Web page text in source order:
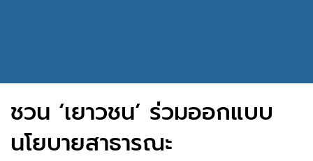
ชวน ‘เยาวชน’ ร่วมออกแบบ
นโยบายสาธารณะ